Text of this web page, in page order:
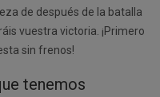
de después de la batalla
vuestra victoria. ¡Primero
sin frenos!
tenemos